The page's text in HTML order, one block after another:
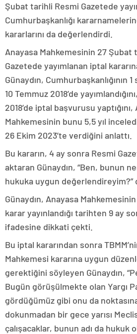
Şubat tarihli Resmi Gazetede
Cumhurbaşkanlığı
kararlarını da değerlendirdi.
Anayasa Mahkemesinin 27 Şubat
Gazetede yayımlanan iptal
Günaydın, Cumhurbaşkanlığının
10 Temmuz 2018’de
2018’de iptal başvurusu yaptığını,
Mahkemesinin bunu 5,5 yıl
26 Ekim 2023’te verdiğini anlattı.
Bu kararın, 4 ay sonra Resmi
aktaran Günaydın, “Ben, bunun
hukuka uygun değerlendireyim?”
Günaydın, Anayasa
karar yayınlandığı tarihten 9 ay
ifadesine dikkati çekti.
Bu iptal kararından sonra
Mahkemesi kararına uygun
gerektiğini söyleyen Günaydın,
Bugün görüşülmekte olan Yargı
gördüğümüz gibi onu da
dokunmadan bir gece yarısı
çalışacaklar, bunun adı da hukuk